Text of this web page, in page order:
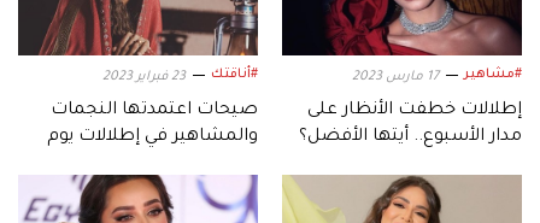
#مشاهير 17 مارس 2023
إطلالات خطفت الأنظار على
مدار الأسبوع.. أيتها الأفضل؟
#أناقتك 23 فبراير 2023
صيحات اعتمدتها النجمات
والمشاهير في إطلالات يوم